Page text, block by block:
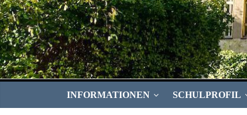
INFORMATIONEN SCHULPROFIL